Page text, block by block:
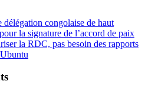
congolaise de haut
la signature de l’accord de paix
la RDC, pas besoin des rapports